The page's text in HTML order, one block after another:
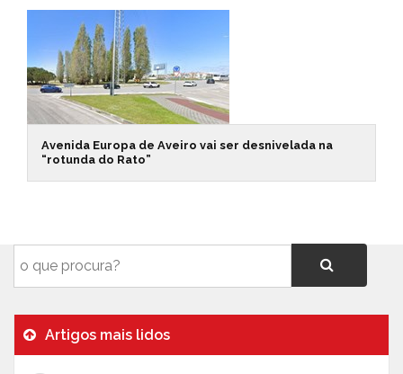
Avenida Europa de Aveiro vai ser desnivelada na
“rotunda do Rato”
Artigos mais lidos